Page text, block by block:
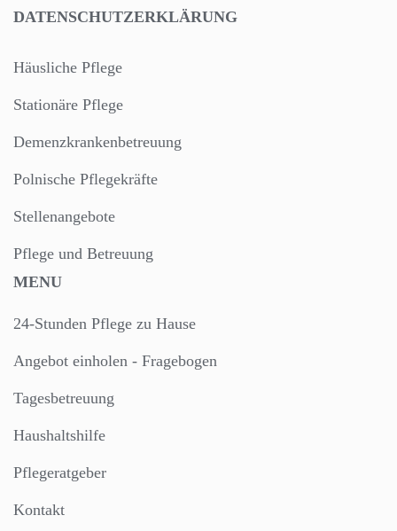
DATENSCHUTZERKLÄRUNG
Häusliche Pflege
Stationäre Pflege
Demenzkrankenbetreuung
Polnische Pflegekräfte
Stellenangebote
Pflege und Betreuung
MENU
24-Stunden Pflege zu Hause
Angebot einholen - Fragebogen
Tagesbetreuung
Haushaltshilfe
Pflegeratgeber
Kontakt